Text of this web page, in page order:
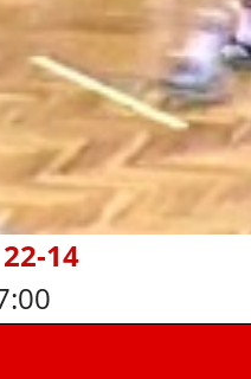
14